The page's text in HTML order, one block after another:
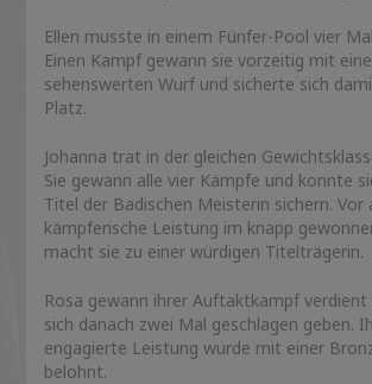
Ellen musste in einem Fünfer-Pool vier
Einen Kampf gewann sie vorzeitig mit
sehenswerten Wurf und sicherte sich
Platz.
Johanna trat in der gleichen
Sie gewann alle vier Kämpfe und konnte
Titel der Badischen Meisterin sichern. Vor
kämpferische Leistung im knapp
macht sie zu einer würdigen Titelträgerin.
Rosa gewann ihrer Auftaktkampf
sich danach zwei Mal geschlagen geben.
engagierte Leistung wurde mit einer
belohnt.